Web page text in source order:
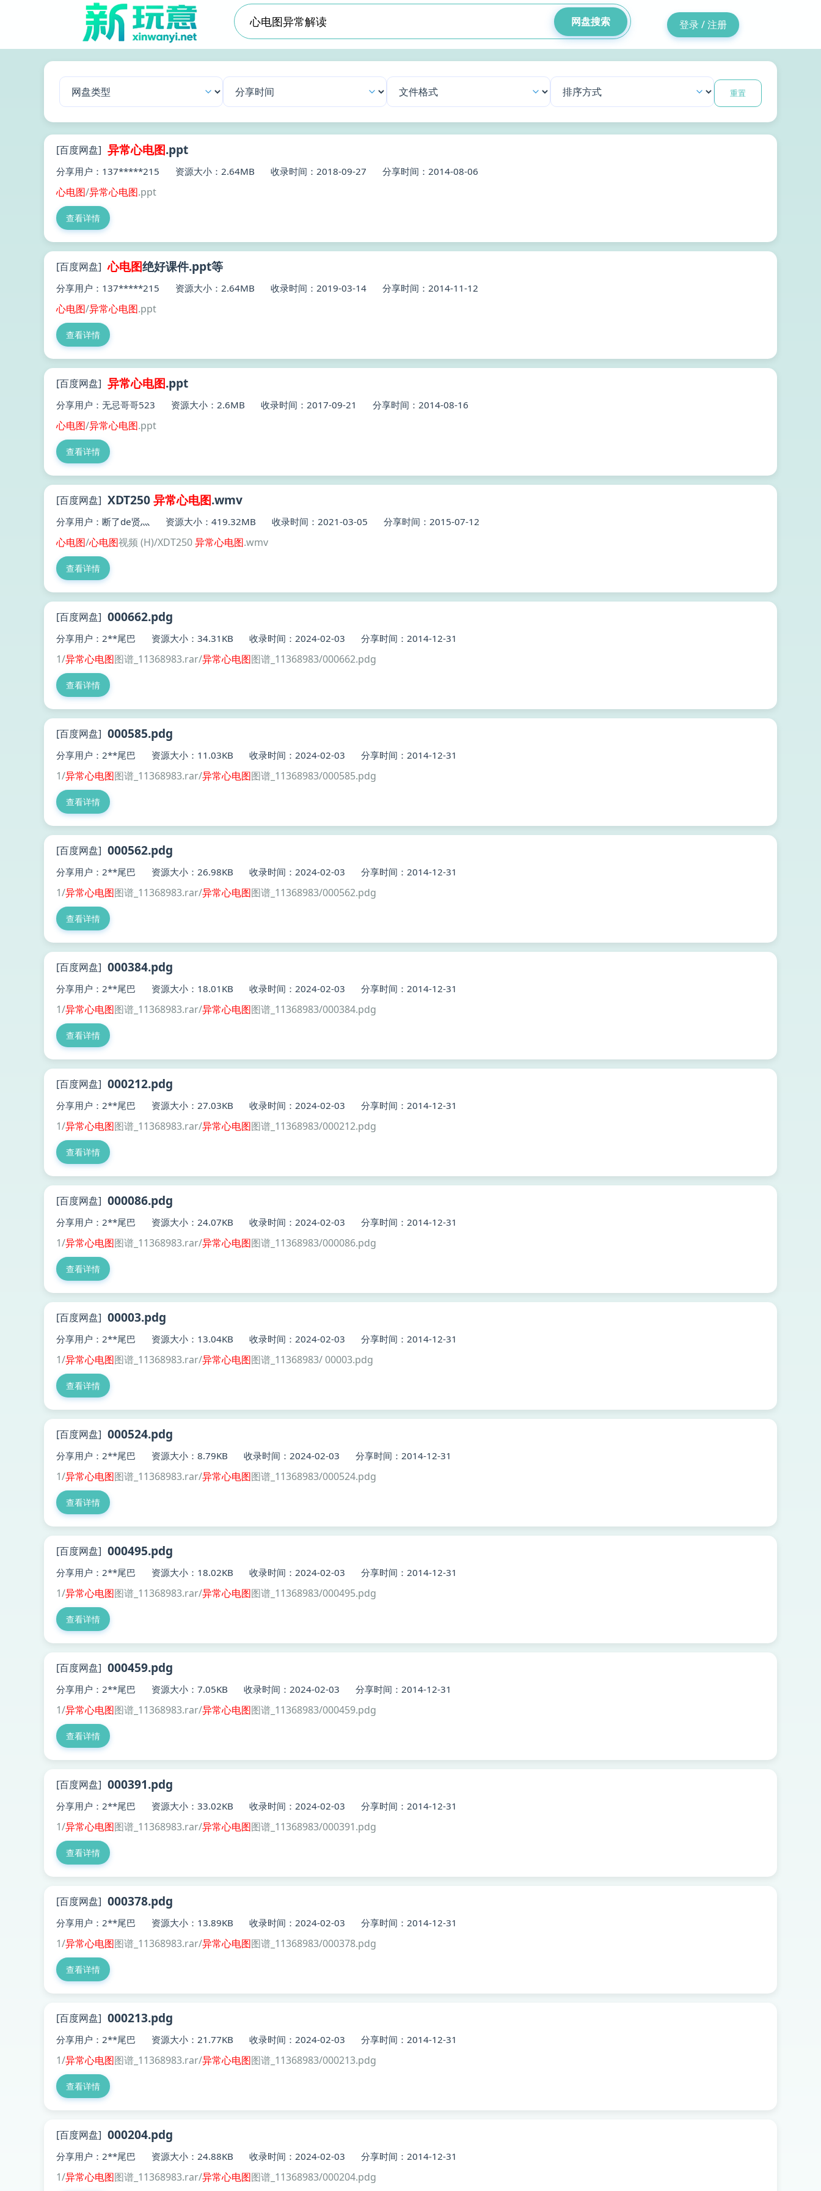
网盘搜索 登录 / 注册
重置
[百度网盘] 异常心电图.ppt
分享用户：137*****215 资源大小：2.64MB 收录时间：2018-09-27 分享时间：2014-08-06
心电图/异常心电图.ppt
查看详情
[百度网盘] 心电图绝好课件.ppt等
分享用户：137*****215 资源大小：2.64MB 收录时间：2019-03-14 分享时间：2014-11-12
心电图/异常心电图.ppt
查看详情
[百度网盘] 异常心电图.ppt
分享用户：无忌哥哥523 资源大小：2.6MB 收录时间：2017-09-21 分享时间：2014-08-16
心电图/异常心电图.ppt
查看详情
[百度网盘] XDT250异常心电图.wmv
分享用户：断了de贤灬 资源大小：419.32MB 收录时间：2021-03-05 分享时间：2015-07-12
心电图/心电图视频 (H)/XDT250异常心电图.wmv
查看详情
[百度网盘] 000662.pdg
分享用户：2**尾巴 资源大小：34.31KB 收录时间：2024-02-03 分享时间：2014-12-31
1/异常心电图图谱_11368983.rar/异常心电图图谱_11368983/000662.pdg
查看详情
[百度网盘] 000585.pdg
分享用户：2**尾巴 资源大小：11.03KB 收录时间：2024-02-03 分享时间：2014-12-31
1/异常心电图图谱_11368983.rar/异常心电图图谱_11368983/000585.pdg
查看详情
[百度网盘] 000562.pdg
分享用户：2**尾巴 资源大小：26.98KB 收录时间：2024-02-03 分享时间：2014-12-31
1/异常心电图图谱_11368983.rar/异常心电图图谱_11368983/000562.pdg
查看详情
[百度网盘] 000384.pdg
分享用户：2**尾巴 资源大小：18.01KB 收录时间：2024-02-03 分享时间：2014-12-31
1/异常心电图图谱_11368983.rar/异常心电图图谱_11368983/000384.pdg
查看详情
[百度网盘] 000212.pdg
分享用户：2**尾巴 资源大小：27.03KB 收录时间：2024-02-03 分享时间：2014-12-31
1/异常心电图图谱_11368983.rar/异常心电图图谱_11368983/000212.pdg
查看详情
[百度网盘] 000086.pdg
分享用户：2**尾巴 资源大小：24.07KB 收录时间：2024-02-03 分享时间：2014-12-31
1/异常心电图图谱_11368983.rar/异常心电图图谱_11368983/000086.pdg
查看详情
[百度网盘] 00003.pdg
分享用户：2**尾巴 资源大小：13.04KB 收录时间：2024-02-03 分享时间：2014-12-31
1/异常心电图图谱_11368983.rar/异常心电图图谱_11368983/ 00003.pdg
查看详情
[百度网盘] 000524.pdg
分享用户：2**尾巴 资源大小：8.79KB 收录时间：2024-02-03 分享时间：2014-12-31
1/异常心电图图谱_11368983.rar/异常心电图图谱_11368983/000524.pdg
查看详情
[百度网盘] 000495.pdg
分享用户：2**尾巴 资源大小：18.02KB 收录时间：2024-02-03 分享时间：2014-12-31
1/异常心电图图谱_11368983.rar/异常心电图图谱_11368983/000495.pdg
查看详情
[百度网盘] 000459.pdg
分享用户：2**尾巴 资源大小：7.05KB 收录时间：2024-02-03 分享时间：2014-12-31
1/异常心电图图谱_11368983.rar/异常心电图图谱_11368983/000459.pdg
查看详情
[百度网盘] 000391.pdg
分享用户：2**尾巴 资源大小：33.02KB 收录时间：2024-02-03 分享时间：2014-12-31
1/异常心电图图谱_11368983.rar/异常心电图图谱_11368983/000391.pdg
查看详情
[百度网盘] 000378.pdg
分享用户：2**尾巴 资源大小：13.89KB 收录时间：2024-02-03 分享时间：2014-12-31
1/异常心电图图谱_11368983.rar/异常心电图图谱_11368983/000378.pdg
查看详情
[百度网盘] 000213.pdg
分享用户：2**尾巴 资源大小：21.77KB 收录时间：2024-02-03 分享时间：2014-12-31
1/异常心电图图谱_11368983.rar/异常心电图图谱_11368983/000213.pdg
查看详情
[百度网盘] 000204.pdg
分享用户：2**尾巴 资源大小：24.88KB 收录时间：2024-02-03 分享时间：2014-12-31
1/异常心电图图谱_11368983.rar/异常心电图图谱_11368983/000204.pdg